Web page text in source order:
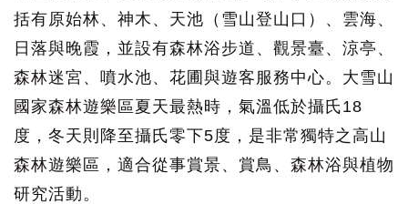
括有原始林、神木、天池（雪山登山口）、雲海、
日落與晚霞，並設有森林浴步道、觀景臺、涼亭、
森林迷宮、噴水池、花圃與遊客服務中心。大雪山
國家森林遊樂區夏天最熱時，氣溫低於攝氏18
度，冬天則降至攝氏零下5度，是非常獨特之高山
森林遊樂區，適合從事賞景、賞鳥、森林浴與植物
研究活動。